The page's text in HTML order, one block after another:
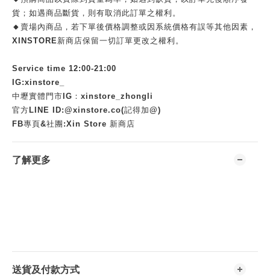
貨；如遇商品斷貨，則有取消此訂單之權利。
🔸賣場內商品，若下單後價格調整或因系統價格有誤等其他因素，
XINSTORE新商店保留一切訂單更改之權利。
Service time 12:00-21:00
IG:xinstore_
中壢實體門市IG：xinstore_zhongli
官方LINE ID:@xinstore.co(記得加@)
FB專頁&社團:Xin Store 新商店
了解更多
送貨及付款方式